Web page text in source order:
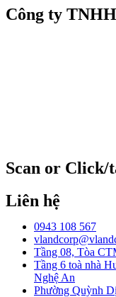
Công ty
Scan or Click/
Liên hệ
0943 108 567
Tầng 08, Tòa
Tầng 6 toà nhà
Nghệ An
Phường Quỳnh